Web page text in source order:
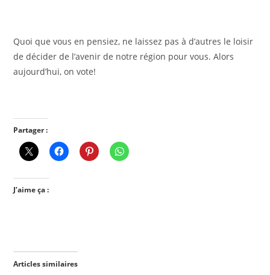
Quoi que vous en pensiez, ne laissez pas à d’autres le loisir
de décider de l’avenir de notre région pour vous. Alors
aujourd’hui, on vote!
Partager :
J’aime ça :
Articles similaires